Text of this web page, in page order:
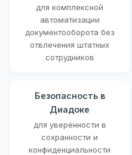
для комплексной
автоматизации
документооборота без
отвлечения штатных
сотрудников
Безопасность в
Диадоке
для уверенности в
сохранности и
конфиденциальности